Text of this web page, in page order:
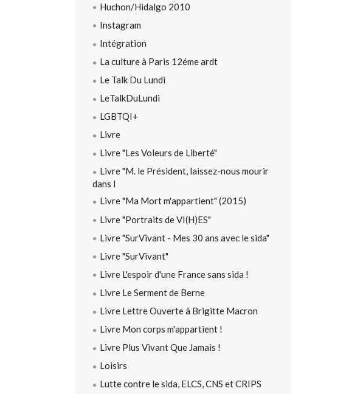
Huchon/Hidalgo 2010
Instagram
Intégration
La culture à Paris 12éme ardt
Le Talk Du Lundi
LeTalkDuLundi
LGBTQI+
Livre
Livre "Les Voleurs de Liberté"
Livre "M. le Président, laissez-nous mourir
dans l
Livre "Ma Mort m'appartient" (2015)
Livre "Portraits de VI(H)ES"
Livre "SurVivant - Mes 30 ans avec le sida"
Livre "SurVivant"
Livre L'espoir d'une France sans sida !
Livre Le Serment de Berne
Livre Lettre Ouverte à Brigitte Macron
Livre Mon corps m'appartient !
Livre Plus Vivant Que Jamais !
Loisirs
Lutte contre le sida, ELCS, CNS et CRIPS